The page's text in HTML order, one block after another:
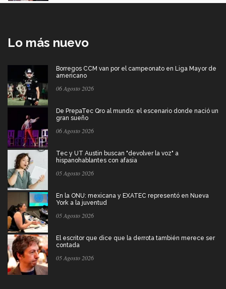
Lo más nuevo
Borregos CCM van por el campeonato en Liga Mayor de
americano
06 Agosto 2026
De PrepaTec Qro al mundo: el escenario donde nació un
gran sueño
06 Agosto 2026
Tec y UT Austin buscan "devolver la voz" a
hispanohablantes con afasia
05 Agosto 2026
En la ONU: mexicana y EXATEC representó en Nueva
York a la juventud
05 Agosto 2026
El escritor que dice que la derrota también merece ser
contada
05 Agosto 2026